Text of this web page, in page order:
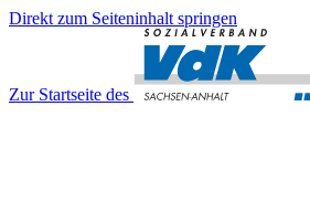
Direkt zum Seiteninhalt springen
Zur Startseite des